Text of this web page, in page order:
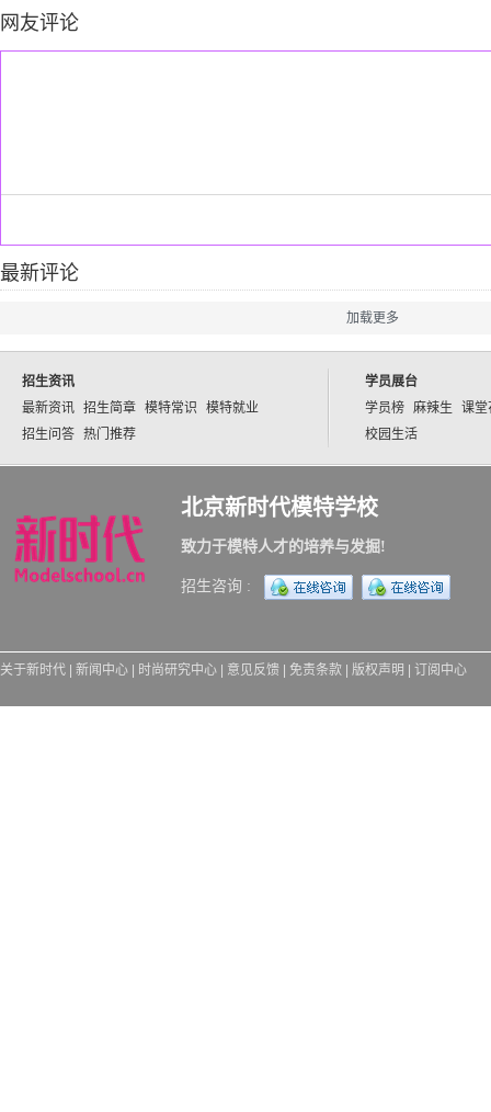
网友评论
最新评论
加载更多
招生资讯
最新资讯 招生简章 模特常识
模特就业
招生问答 热门推荐
学员展台
学员榜
麻辣生
课堂
校园生活
北京新时代模特学校
致力于模特人才的培养与发掘!
招生咨询 :
关于新时代 | 新闻中心 | 时尚研究中心 | 意见反馈 | 免责条款 | 版权声明 | 订阅中心